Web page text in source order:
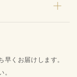
くお届けします。
。